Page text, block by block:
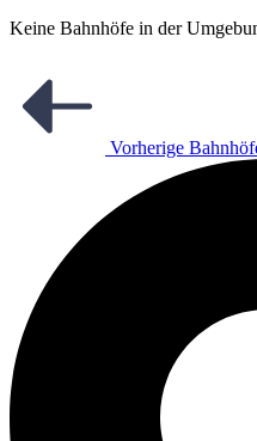
Keine Bahnhöfe in der
Vorherige